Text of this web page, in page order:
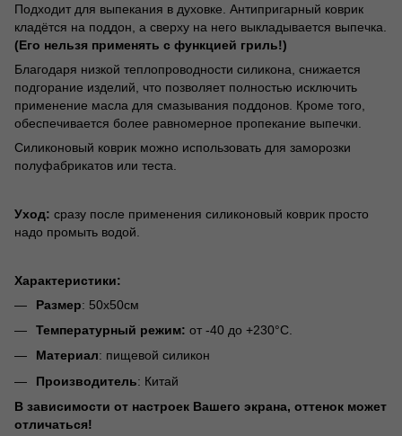
Подходит для выпекания в духовке. Антипригарный коврик
кладётся на поддон, а сверху на него выкладывается выпечка.
(Его нельзя применять с функцией гриль!)
Благодаря низкой теплопроводности силикона, снижается
подгорание изделий, что позволяет полностью исключить
применение масла для смазывания поддонов. Кроме того,
обеспечивается более равномерное пропекание выпечки.
Силиконовый коврик можно использовать для заморозки
полуфабрикатов или теста.
Уход: сразу после применения силиконовый коврик просто
надо промыть водой.
Характеристики:
Размер: 50х50см
Температурный режим: от -40 до +230°С.
Материал: пищевой силикон
Производитель: Китай
В зависимости от настроек Вашего экрана, оттенок может
отличаться!